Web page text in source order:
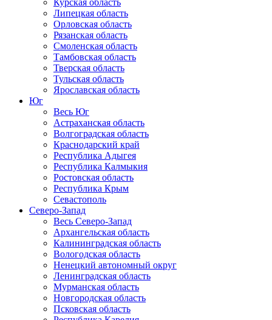
Курская область
Липецкая область
Орловская область
Рязанская область
Смоленская область
Тамбовская область
Тверская область
Тульская область
Ярославская область
Юг
Весь Юг
Астраханская область
Волгоградская область
Краснодарский край
Республика Адыгея
Республика Калмыкия
Ростовская область
Республика Крым
Севастополь
Северо-Запад
Весь Северо-Запад
Архангельская область
Калининградская область
Вологодская область
Ненецкий автономный округ
Ленинградская область
Мурманская область
Новгородская область
Псковская область